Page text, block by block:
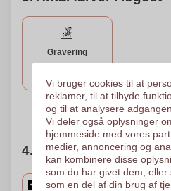
Gravering
Brug for hjælp?Hjælp
4. Vælg mængden
Vi bruger cookies til at
reklamer, til at tilbyde
og til at analysere
Vi deler også oplysninger
hjemmeside med vores
medier, annoncering og
kan kombinere disse
som du har givet dem,
som en del af din brug af